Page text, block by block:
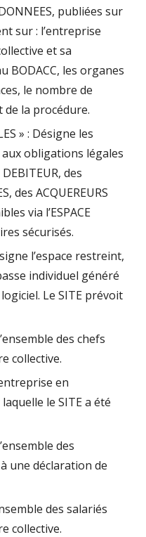
publiées sur
sur : l’entreprise
et sa
BODACC, les organes
le nombre de
la procédure.
» : Désigne les
obligations légales
des
des ACQUEREURS
via l’ESPACE
sécurisés.
l’espace restreint,
individuel généré
Le SITE prévoit
des chefs
collective.
en
le SITE a été
des
une déclaration de
des salariés
collective.